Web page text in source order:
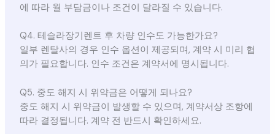
에 따라 월 부담금이나 조건이 달라질 수 있습니다.
Q4. 테슬라장기렌트 후 차량 인수도 가능한가요?
일부 렌탈사의 경우 인수 옵션이 제공되며, 계약 시 미리 협
의가 필요합니다. 인수 조건은 계약서에 명시됩니다.
Q5. 중도 해지 시 위약금은 어떻게 되나요?
중도 해지 시 위약금이 발생할 수 있으며, 계약서상 조항에
따라 결정됩니다. 계약 전 반드시 확인하세요.